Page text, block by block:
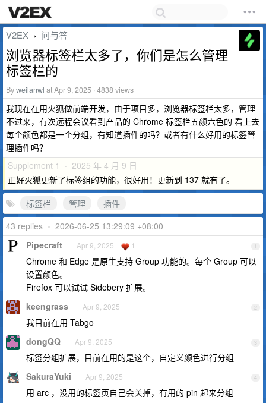
V2EX › 问与答
浏览器标签栏太多了，你们是怎么管理
标签栏的
Byweilanwl at Apr 9, 2025 · 4838 views
我现在在用火狐做前端开发，由于项目多，浏览器标签栏太多，管理
不过来，有次远程会议看到产品的 Chrome 标签栏五颜六色的 看上去
每个颜色都是一个分组，有知道插件的吗？或者有什么好用的标签管
理插件吗？
Supplement 1 · 2025 年 4 月 9 日
正好火狐更新了标签组的功能，很好用！更新到 137 就有了。
标签栏
管理
插件
43 replies • 2026-06-25 13:29:09 +08:00
1
Pipecraft Apr 9, 2025 1
Chrome 和 Edge 是原生支持 Group 功能的。每个 Group 可以
设置颜色。
Firefox 可以试试 Sidebery 扩展。
2
keengrass Apr 9, 2025
我目前在用 Tabgo
3
dongQQ Apr 9, 2025
标签分组扩展，目前在用的是这个，自定义颜色进行分组
4
SakuraYuki Apr 9, 2025
用 arc ，没用的标签页自己会关掉，有用的 pin 起来分组